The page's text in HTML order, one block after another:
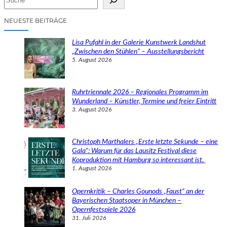
cNEUESTE BEITRÄGE
Lisa Pufahl in der Galerie Kunstwerk Landshut
„Zwischen den Stühlen“ – Ausstellungsbericht
5. August 2026
Ruhrtriennale 2026 – Regionales Programm im
Wunderland – Künstler, Termine und freier Eintritt
3. August 2026
Christoph Marthalers „Erste letzte Sekunde – eine
Gala“: Warum für das Lausitz Festival diese
Koproduktion mit Hamburg so interessant ist.
1. August 2026
Opernkritik – Charles Gounods „Faust“ an der
Bayerischen Staatsoper in München –
Opernfestspiele 2026
31. Juli 2026